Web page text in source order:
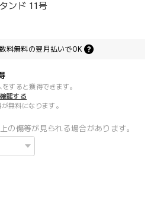
ンド 11号
料無料の翌月払いでOK
をすると獲得できます。
認する
無料になります。
の傷等が見られる場合があります。